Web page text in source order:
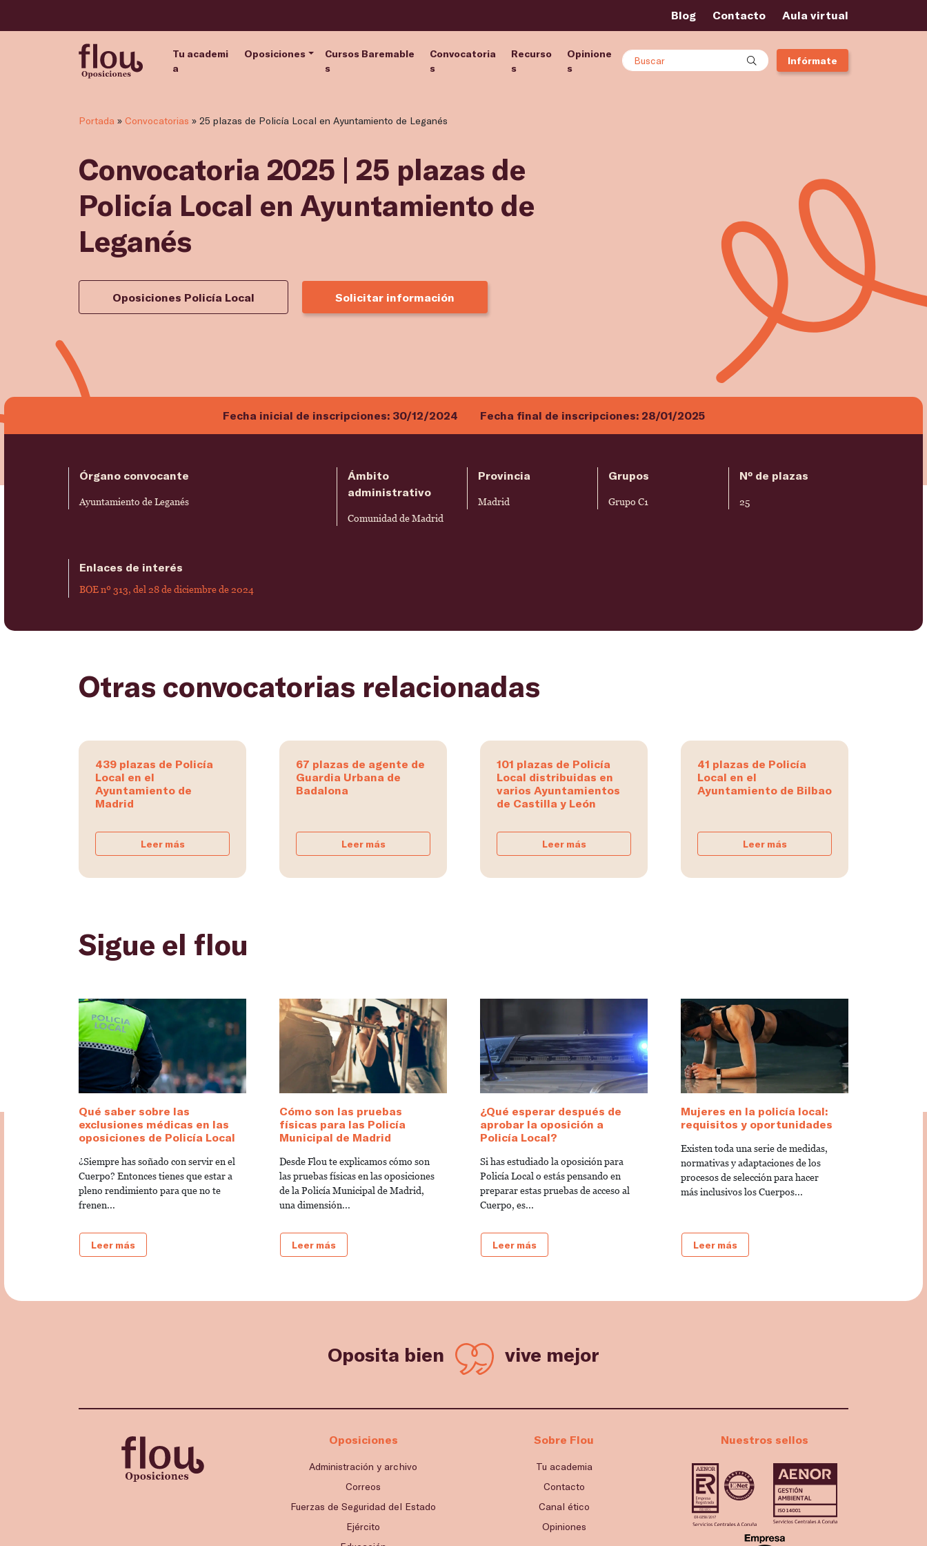
Blog Contacto Aula virtual
Tu academi
a
Oposiciones
Cursos Baremable
s
Convocatoria
s
Recurso
s
Opinione
s
Buscar Infórmate
Portada » Convocatorias » 25 plazas de Policía Local en Ayuntamiento de Leganés
Convocatoria 2025 | 25 plazas de
Policía Local en Ayuntamiento de
Leganés
Oposiciones Policía Local Solicitar información
Fecha inicial de inscripciones: 30/12/2024 Fecha final de inscripciones: 28/01/2025
Órgano convocante
Ayuntamiento de Leganés
Ámbito
administrativo
Comunidad de Madrid
Provincia
Madrid
Grupos
Grupo C1
Nº de plazas
25
Enlaces de interés
BOE nº 313, del 28 de diciembre de 2024
Otras convocatorias relacionadas
439 plazas de Policía
Local en el
Ayuntamiento de
Madrid
Leer más
67 plazas de agente de
Guardia Urbana de
Badalona
Leer más
101 plazas de Policía
Local distribuidas en
varios Ayuntamientos
de Castilla y León
Leer más
41 plazas de Policía
Local en el
Ayuntamiento de Bilbao
Leer más
Sigue el flou
Qué saber sobre las
exclusiones médicas en las
oposiciones de Policía Local
¿Siempre has soñado con servir en el
Cuerpo? Entonces tienes que estar a
pleno rendimiento para que no te
frenen...
Leer más
Cómo son las pruebas
físicas para las Policía
Municipal de Madrid
Desde Flou te explicamos cómo son
las pruebas físicas en las oposiciones
de la Policía Municipal de Madrid,
una dimensión...
Leer más
¿Qué esperar después de
aprobar la oposición a
Policía Local?
Si has estudiado la oposición para
Policía Local o estás pensando en
preparar estas pruebas de acceso al
Cuerpo, es...
Leer más
Mujeres en la policía local:
requisitos y oportunidades
Existen toda una serie de medidas,
normativas y adaptaciones de los
procesos de selección para hacer
más inclusivos los Cuerpos...
Leer más
Oposita bien vive mejor
Oposiciones
Administración y archivo
Correos
Fuerzas de Seguridad del Estado
Ejército
Sobre Flou
Tu academia
Contacto
Canal ético
Opiniones
Nuestros sellos